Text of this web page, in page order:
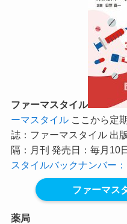
ファーマスタイル
ーマスタイル ここから定
誌：ファーマスタイル 出
隔：月刊 発売日：毎月10
スタイルバックナンバー：
ファーマス
薬局